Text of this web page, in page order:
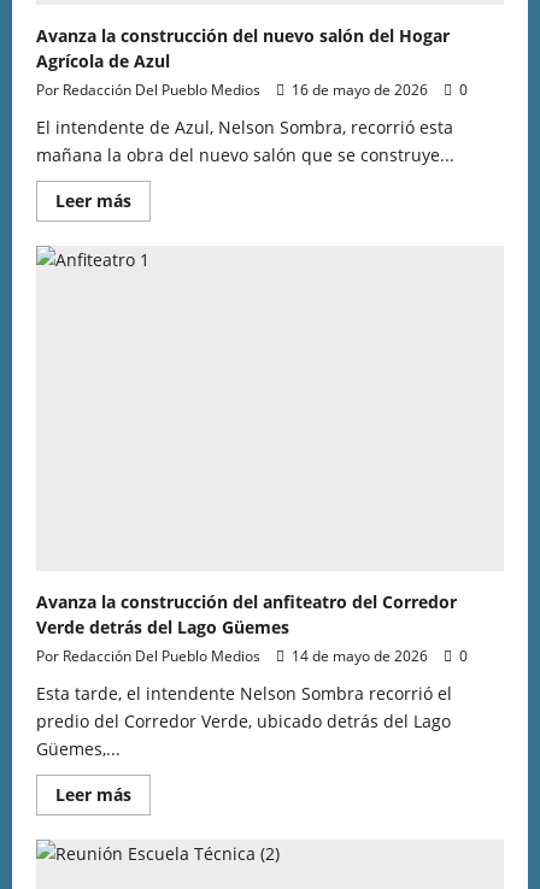
Avanza la construcción del nuevo salón del Hogar
Agrícola de Azul
Por Redacción Del Pueblo Medios 16 de mayo de 2026 0
El intendente de Azul, Nelson Sombra, recorrió esta
mañana la obra del nuevo salón que se construye...
Leer más
Avanza la construcción del anfiteatro del Corredor
Verde detrás del Lago Güemes
Por Redacción Del Pueblo Medios 14 de mayo de 2026 0
Esta tarde, el intendente Nelson Sombra recorrió el
predio del Corredor Verde, ubicado detrás del Lago
Güemes,...
Leer más